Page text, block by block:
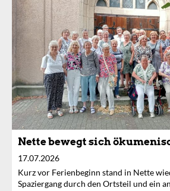
Nette bewegt sich
17.07.2026
Kurz vor Ferienbeginn stand in Nette
Spaziergang durch den Ortsteil und ein